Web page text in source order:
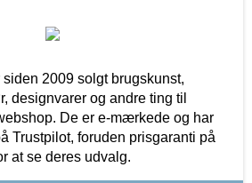
2009 solgt brugskunst,
designvarer og andre ting til
De er e-mærkede og har
Trustpilot, foruden prisgaranti på
at se deres udvalg.